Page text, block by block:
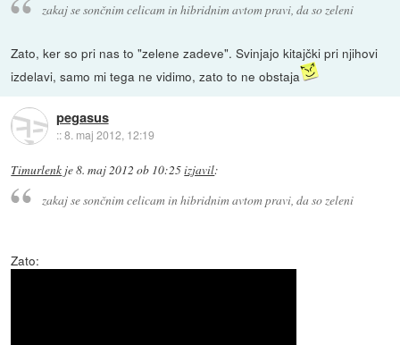
zakaj se sončnim celicam in hibridnim avtom pravi, da so zeleni
Zato, ker so pri nas to "zelene zadeve". Svinjajo kitajčki pri njihovi
izdelavi, samo mi tega ne vidimo, zato to ne obstaja
pegasus
::8. maj 2012, 12:19
Timurlenk je8. maj 2012 ob 10:25izjavil:
zakaj se sončnim celicam in hibridnim avtom pravi, da so zeleni
Zato: